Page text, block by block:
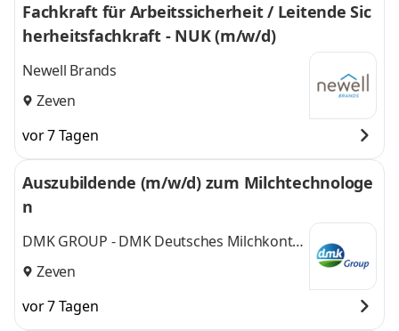
Fachkraft für Arbeitssicherheit / Leitende Sic
herheitsfachkraft - NUK (m/w/d)
Newell Brands
Zeven
vor 7 Tagen
Auszubildende (m/w/d) zum Milchtechnologe
n
DMK GROUP - DMK Deutsches Milchkontor
GmbH
Zeven
vor 7 Tagen